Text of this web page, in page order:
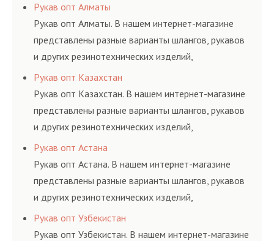
Рукав опт Алматы
Рукав опт Алматы. В нашем интернет-магазине
представлены разные варианты шлангов, рукавов
и других резинотехнических изделий,
соответствующих ГОСТам, техническим условиям
и нормативам.
Рукав опт Казахстан
Рукав опт Казахстан. В нашем интернет-магазине
представлены разные варианты шлангов, рукавов
и других резинотехнических изделий,
соответствующих ГОСТам, техническим условиям
и нормативам.
Рукав опт Астана
Рукав опт Астана. В нашем интернет-магазине
представлены разные варианты шлангов, рукавов
и других резинотехнических изделий,
соответствующих ГОСТам, техническим условиям
и нормативам.
Рукав опт Узбекистан
Рукав опт Узбекистан. В нашем интернет-магазине